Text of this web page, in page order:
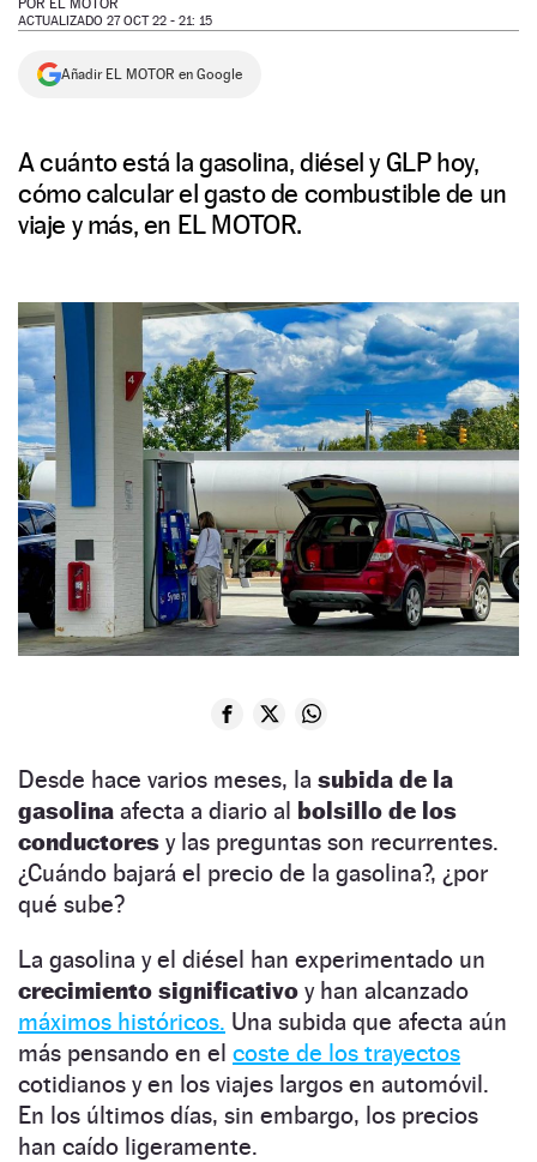
NEWSLETTER
POR EL MOTOR
ACTUALIZADO 27 OCT 22 - 21: 15
Añadir EL MOTOR en Google
A cuánto está la gasolina, diésel y GLP hoy,
cómo calcular el gasto de combustible de un
viaje y más, en EL MOTOR.
Desde hace varios meses, la subida de la
gasolina afecta a diario al bolsillo de los
conductores y las preguntas son recurrentes.
¿Cuándo bajará el precio de la gasolina?, ¿por
qué sube?
La gasolina y el diésel han experimentado un
crecimiento significativo y han alcanzado
máximos históricos. Una subida que afecta aún
más pensando en el coste de los trayectos
cotidianos y en los viajes largos en automóvil.
En los últimos días, sin embargo, los precios
han caído ligeramente.